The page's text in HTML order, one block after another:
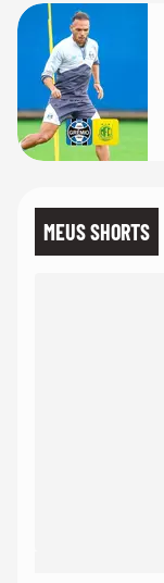
MEUS SHORTS